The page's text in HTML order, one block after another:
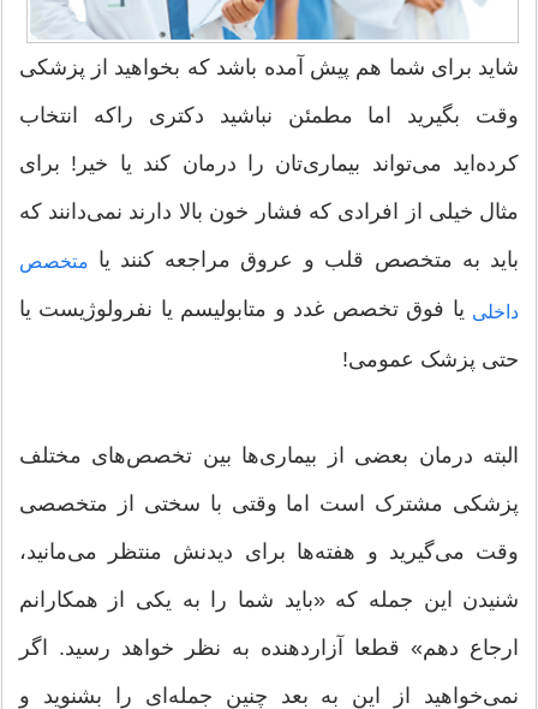
شاید برای شما هم پیش آمده باشد که بخواهید از پزشکی
وقت بگیرید اما مطمئن نباشید دکتری راکه انتخاب
کرده‌اید می‌تواند بیماری‌تان را درمان کند یا خیر! برای
مثال خیلی از افرادی که فشار خون بالا دارند نمی‌دانند که
باید به متخصص قلب و عروق مراجعه کنند یا متخصص
داخلی یا فوق تخصص غدد و متابولیسم یا نفرولوژیست یا
حتی پزشک عمومی!
البته درمان بعضی از بیماری‌ها بین تخصص‌های مختلف
پزشکی مشترک است اما وقتی با سختی از متخصصی
وقت می‌گیرید و هفته‌ها برای دیدنش منتظر می‌مانید،
شنیدن این جمله که «باید شما را به یکی از همکارانم
ارجاع دهم» قطعا آزار‌دهنده به نظر خواهد رسید. اگر
نمی‌خواهید از این به بعد چنین جمله‌ای را بشنوید و